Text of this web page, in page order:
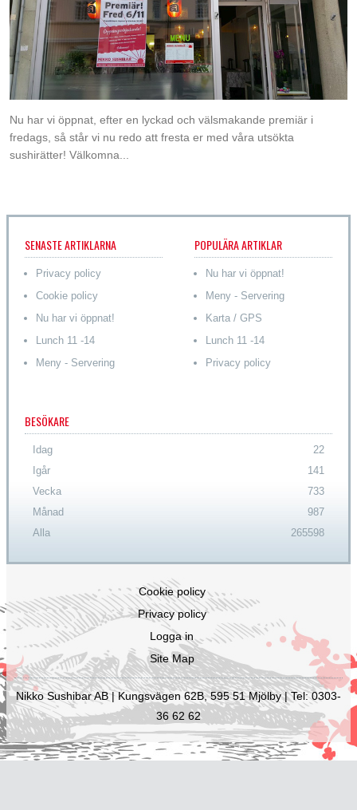
Nu har vi öppnat, efter en lyckad och välsmakande premiär i
fredags, så står vi nu redo att fresta er med våra utsökta
sushirätter! Välkomna...
SENASTE ARTIKLARNA
Privacy policy
Cookie policy
Nu har vi öppnat!
Lunch 11 -14
Meny - Servering
POPULÄRA ARTIKLAR
Nu har vi öppnat!
Meny - Servering
Karta / GPS
Lunch 11 -14
Privacy policy
BESÖKARE
Idag
22
Igår
141
Vecka
733
Månad
987
Alla
265598
Cookie policy
Privacy policy
Logga in
Site Map
Nikko Sushibar AB | Kungsvägen 62B, 595 51 Mjölby | Tel: 0303-
36 62 62